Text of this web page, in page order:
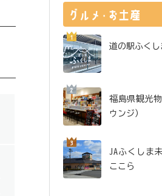
道の駅ふくし
福島県観光
ウンジ）
JAふくしま
ここら